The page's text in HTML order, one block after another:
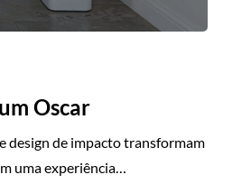
Oscar
design de impacto transformam
uma experiência…